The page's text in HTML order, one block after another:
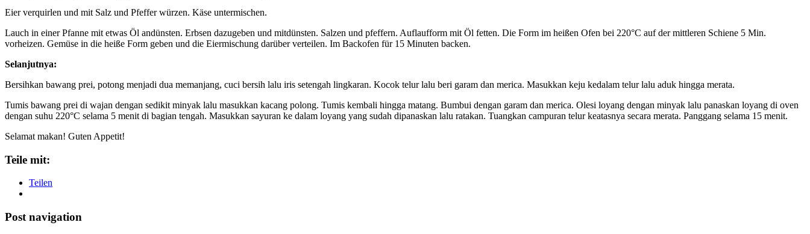
Eier verquirlen und mit Salz und Pfeffer würzen. Käse untermischen.
Lauch in einer Pfanne mit etwas Öl andünsten. Erbsen dazugeben und mitdünsten. Salzen und pfeffern. Auflaufform mit Öl fetten. Die Form im heißen Ofen bei 220°C auf der mittleren Schiene 5 Min.
vorheizen. Gemüse in die heiße Form geben und die Eiermischung darüber verteilen. Im Backofen für 15 Minuten backen.
Selanjutnya:
Bersihkan bawang prei, potong menjadi dua memanjang, cuci bersih lalu iris setengah lingkaran. Kocok telur lalu beri garam dan merica. Masukkan keju kedalam telur lalu aduk hingga merata.
Tumis bawang prei di wajan dengan sedikit minyak lalu masukkan kacang polong. Tumis kembali hingga matang. Bumbui dengan garam dan merica. Olesi loyang dengan minyak lalu panaskan loyang di oven
dengan suhu 220°C selama 5 menit di bagian tengah. Masukkan sayuran ke dalam loyang yang sudah dipanaskan lalu ratakan. Tuangkan campuran telur keatasnya secara merata. Panggang selama 15 menit.
Selamat makan! Guten Appetit!
Teile mit:
Teilen
Post navigation